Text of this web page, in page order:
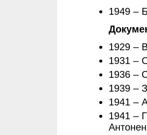
1949 –
1929 –
1931 –
1936 –
1939 –
1941 –
1941 –